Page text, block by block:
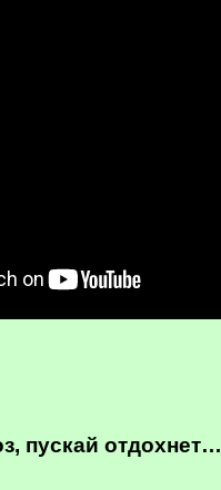
пускай отдохнет…